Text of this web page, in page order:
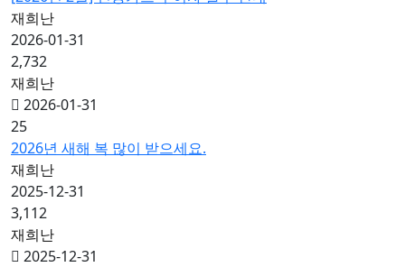
재희난
2026-01-31
2,732
재희난
2026-01-31
25
2026년 새해 복 많이 받으세요.
재희난
2025-12-31
3,112
재희난
2025-12-31